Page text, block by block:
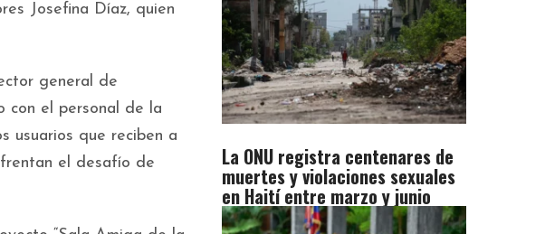
Josefina Díaz, quien
general de
con el personal de la
usuarios que reciben a
el desafío de
La ONU registra centenares de
muertes y violaciones sexuales
en Haití entre marzo y junio